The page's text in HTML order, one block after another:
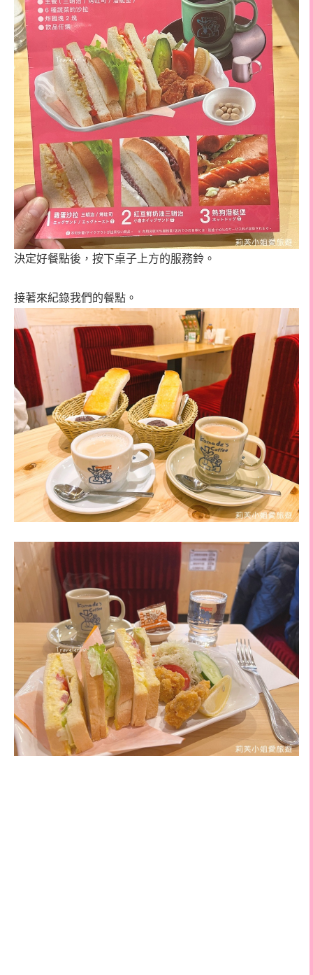
決定好餐點後，按下桌子上方的服務鈴。
接著來紀錄我們的餐點。